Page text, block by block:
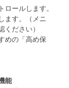
ールします。
ます。（メニ
ださい）
めの「高め保
能